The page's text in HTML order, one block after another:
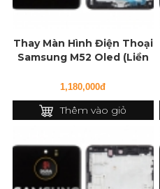
Thay Màn Hình Điện Thoại
Samsung M52 Oled (Liền
1,180,000đ
Thêm vào giỏ